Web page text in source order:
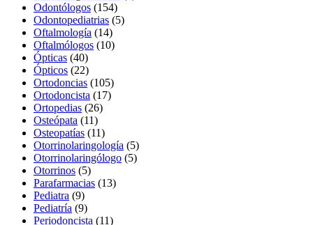
Odontólogos (154)
Odontopediatrias (5)
Oftalmología (14)
Oftalmólogos (10)
Ópticas (40)
Ópticos (22)
Ortodoncias (105)
Ortodoncista (17)
Ortopedias (26)
Osteópata (11)
Osteopatías (11)
Otorrinolaringología (5)
Otorrinolaringólogo (5)
Otorrinos (5)
Parafarmacias (13)
Pediatra (9)
Pediatría (9)
Periodoncista (11)